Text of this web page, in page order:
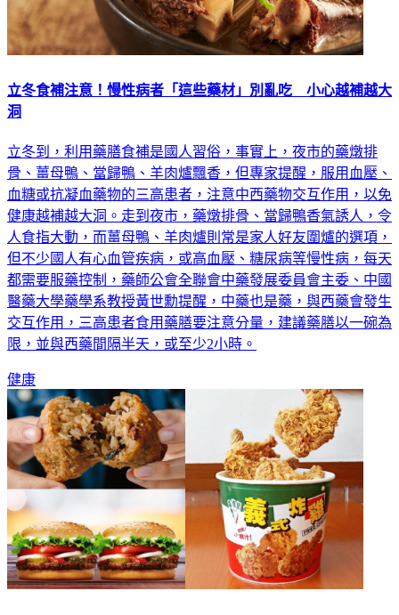
立冬食補注意！慢性病者「這些藥材」別亂吃 小心越補越大
洞
立冬到，利用藥膳食補是國人習俗，事實上，夜市的藥燉排
骨、薑母鴨、當歸鴨、羊肉爐飄香，但專家提醒，服用血壓、
血糖或抗凝血藥物的三高患者，注意中西藥物交互作用，以免
健康越補越大洞。走到夜市，藥燉排骨、當歸鴨香氣誘人，令
人食指大動，而薑母鴨、羊肉爐則常是家人好友圍爐的選項，
但不少國人有心血管疾病，或高血壓、糖尿病等慢性病，每天
都需要服藥控制，藥師公會全聯會中藥發展委員會主委、中國
醫藥大學藥學系教授黃世勳提醒，中藥也是藥，與西藥會發生
交互作用，三高患者食用藥膳要注意分量，建議藥膳以一碗為
限，並與西藥間隔半天，或至少2小時。
健康